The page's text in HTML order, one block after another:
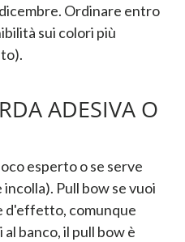
Ordinare entro
sui colori più
ADESIVA O
esperto o se serve
Pull bow se vuoi
d'effetto, comunque
banco, il pull bow è